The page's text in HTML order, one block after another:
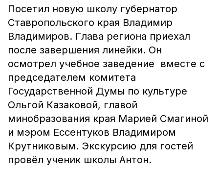
Посетил новую школу губернатор
Ставропольского края Владимир
Владимиров. Глава региона приехал
после завершения линейки. Он
осмотрел учебное заведение вместе с
председателем комитета
Государственной Думы по культуре
Ольгой Казаковой, главой
минобразования края Марией Смагиной
и мэром Ессентуков Владимиром
Крутниковым. Экскурсию для гостей
провёл ученик школы Антон.